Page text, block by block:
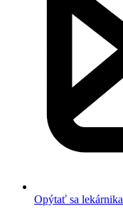
Opýtať sa lekárnika